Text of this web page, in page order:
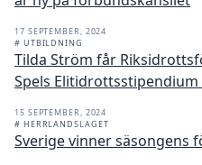
17 SEPTEMBER, 2024
# UTBILDNING
Tilda Ström får
Spels Elitidrottsstipendium
15 SEPTEMBER, 2024
# HERRLANDSLAGET
Sverige vinner säsongens